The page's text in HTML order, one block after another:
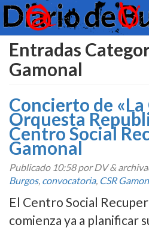
Entradas
Gamonal
Concierto de «La
Orquesta
Centro Social
Gamonal
Publicado 10:58por DV&
Burgos, convocatoria, CSR
El Centro Social
comienza ya a planificar